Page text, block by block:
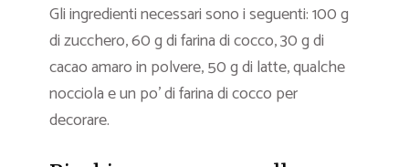
Gli ingredienti necessari sono i seguenti: 100 g
di zucchero, 60 g di farina di cocco, 30 g di
cacao amaro in polvere, 50 g di latte, qualche
nocciola e un po’ di farina di cocco per
decorare.